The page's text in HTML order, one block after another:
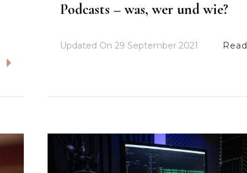
Podcasts – was, wer und wie?
Updated On 29 September 2021 Read